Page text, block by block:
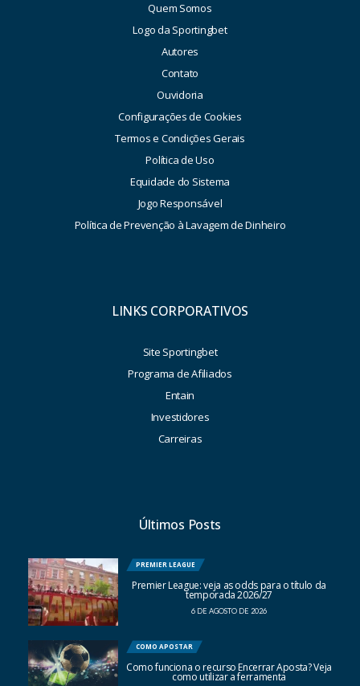
Quem Somos
Logo da Sportingbet
Autores
Contato
Ouvidoria
Configurações de Cookies
Termos e Condições Gerais
Política de Uso
Equidade do Sistema
Jogo Responsável
Política de Prevenção à Lavagem de Dinheiro
LINKS CORPORATIVOS
Site Sportingbet
Programa de Afiliados
Entain
Investidores
Carreiras
Últimos Posts
PREMIER LEAGUE
Premier League: veja as odds para o título da
temporada 2026/27
6 DE AGOSTO DE 2026
COMO APOSTAR
Como funciona o recurso Encerrar Aposta? Veja
como utilizar a ferramenta